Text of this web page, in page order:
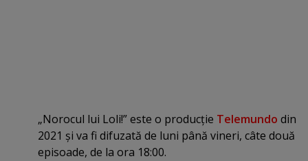
„Norocul lui Loli!” este o producţie Telemundo din
2021 şi va fi difuzată de luni până vineri, câte două
episoade, de la ora 18:00.